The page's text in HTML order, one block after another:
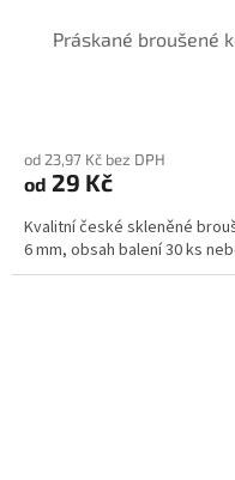
Práskané broušené
od 23,97 Kč bez DPH
od 29 Kč
Kvalitní české skleněné
6 mm, obsah balení 30 ks